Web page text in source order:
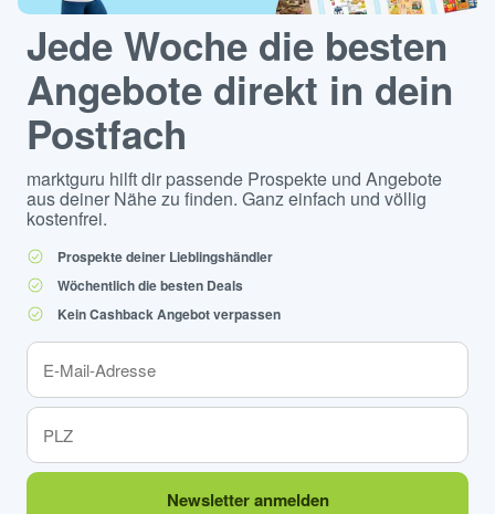
Jede Woche die besten
Angebote direkt in dein
Postfach
marktguru hilft dir passende Prospekte und Angebote
aus deiner Nähe zu finden. Ganz einfach und völlig
kostenfrei.
Prospekte deiner Lieblingshändler
Wöchentlich die besten Deals
Kein Cashback Angebot verpassen
Newsletter anmelden